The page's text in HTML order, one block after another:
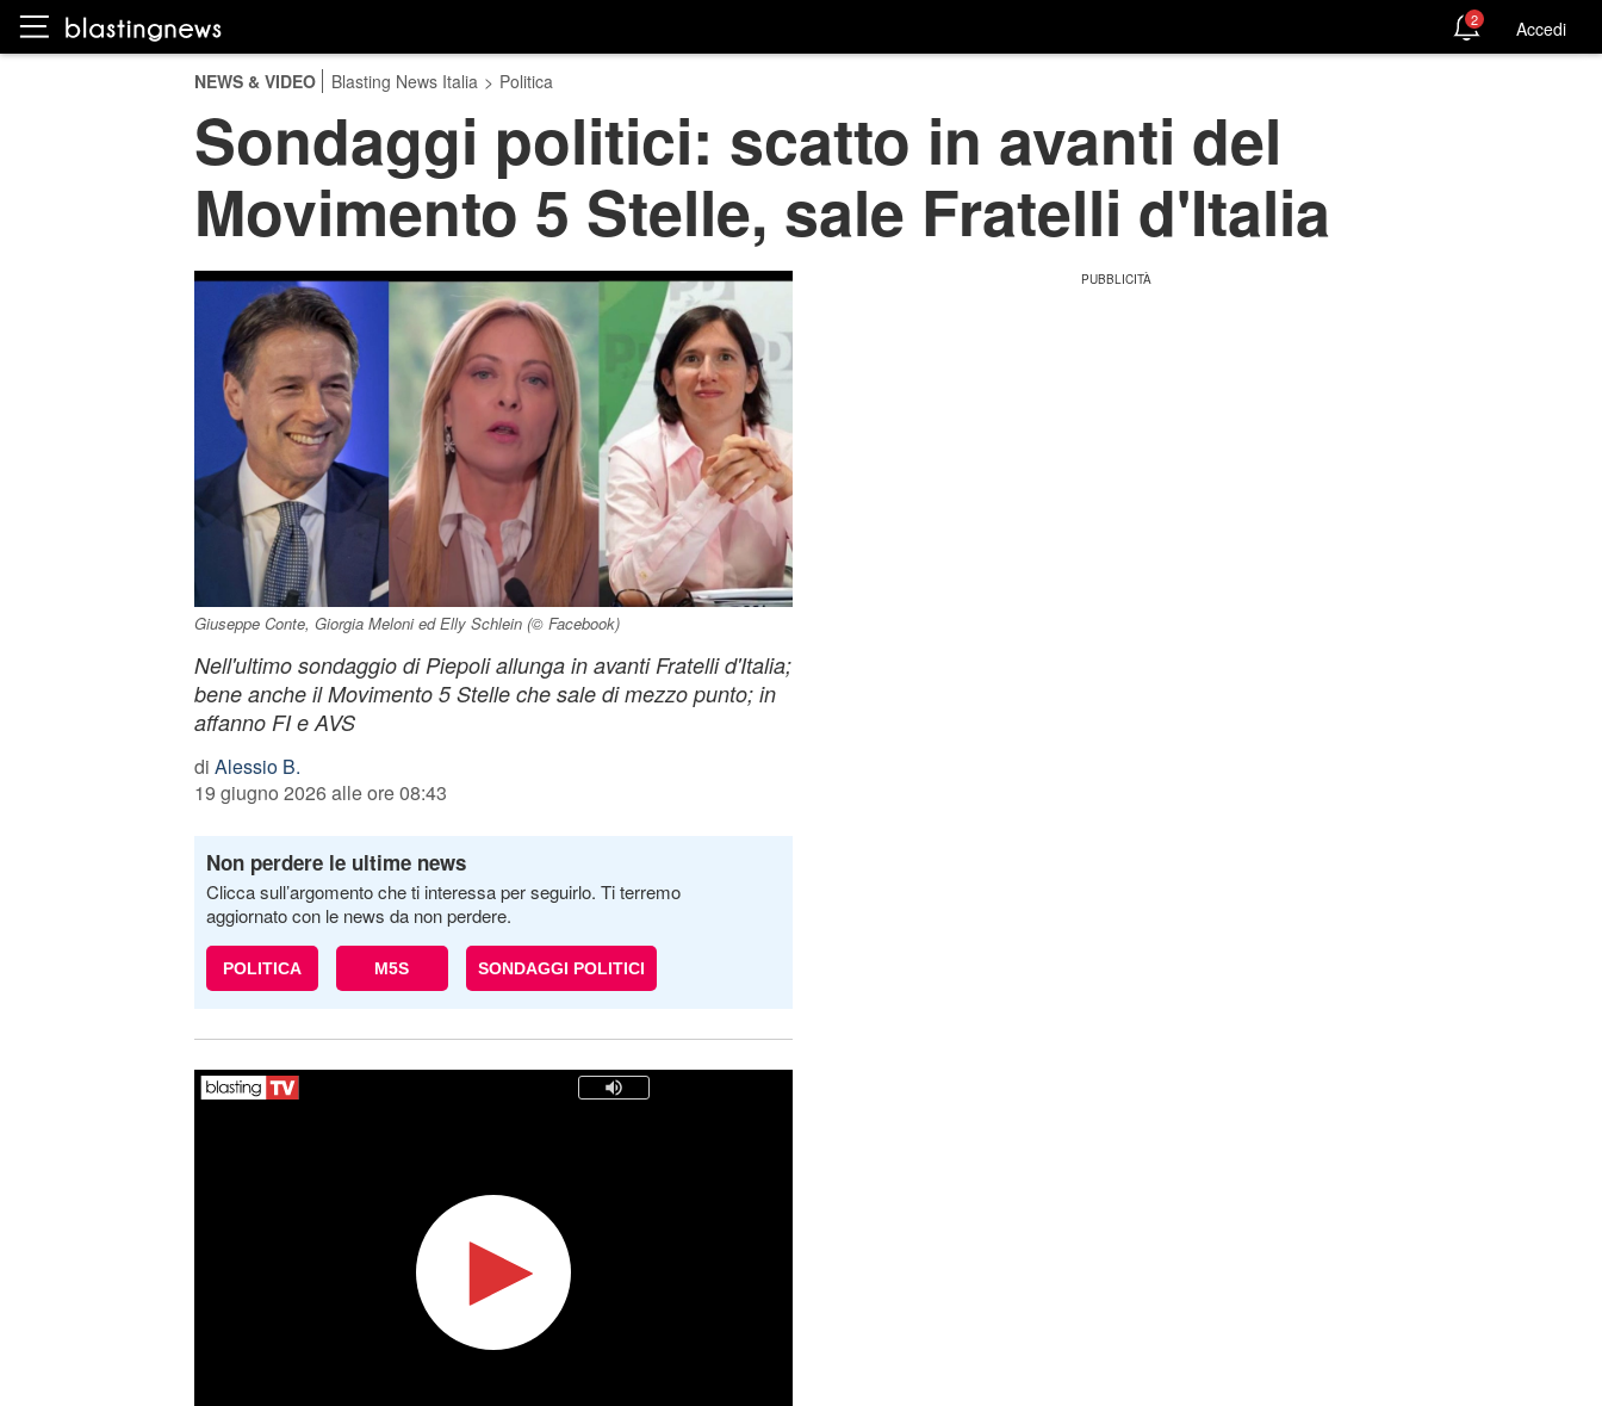
2 Accedi
NEWS & VIDEO Blasting News Italia > Politica
Sondaggi politici: scatto in avanti del
Movimento 5 Stelle, sale Fratelli d'Italia
Giuseppe Conte, Giorgia Meloni ed Elly Schlein (© Facebook)
Nell'ultimo sondaggio di Piepoli allunga in avanti Fratelli d'Italia;
bene anche il Movimento 5 Stelle che sale di mezzo punto; in
affanno FI e AVS
di Alessio B.
19 giugno 2026 alle ore 08:43
Non perdere le ultime news
Clicca sull’argomento che ti interessa per seguirlo. Ti terremo
aggiornato con le news da non perdere.
POLITICA M5S SONDAGGI POLITICI